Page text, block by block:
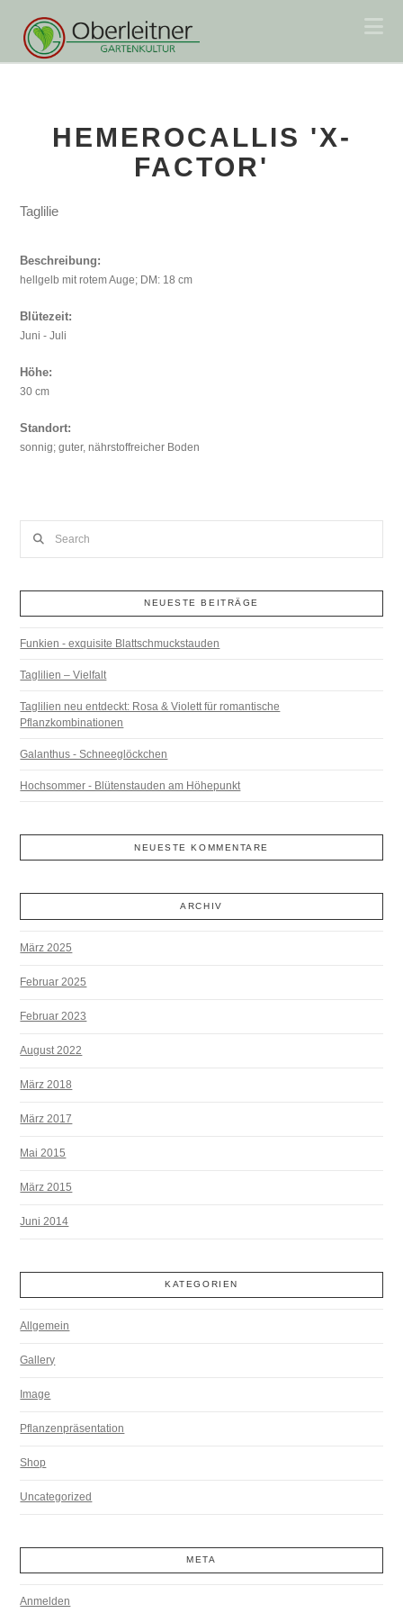
HEMEROCALLIS 'X-
FACTOR'
Taglilie
Beschreibung:
hellgelb mit rotem Auge; DM: 18 cm
Blütezeit:
Juni - Juli
Höhe:
30 cm
Standort:
sonnig; guter, nährstoffreicher Boden
NEUESTE BEITRÄGE
Funkien - exquisite Blattschmuckstauden
Taglilien – Vielfalt
Taglilien neu entdeckt: Rosa & Violett für romantische
Pflanzkombinationen
Galanthus - Schneeglöckchen
Hochsommer - Blütenstauden am Höhepunkt
NEUESTE KOMMENTARE
ARCHIV
März 2025
Februar 2025
Februar 2023
August 2022
März 2018
März 2017
Mai 2015
März 2015
Juni 2014
KATEGORIEN
Allgemein
Gallery
Image
Pflanzenpräsentation
Shop
Uncategorized
META
Anmelden